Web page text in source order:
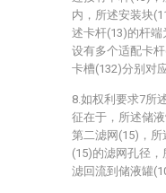
内，所述安装块
述卡杆(13)的杆
设有多个适配卡
卡槽(132)分别对
8.如权利要求7所
征在于，所述储
第二滤网(15)，所
(15)的滤网孔径
滤回流到储液罐